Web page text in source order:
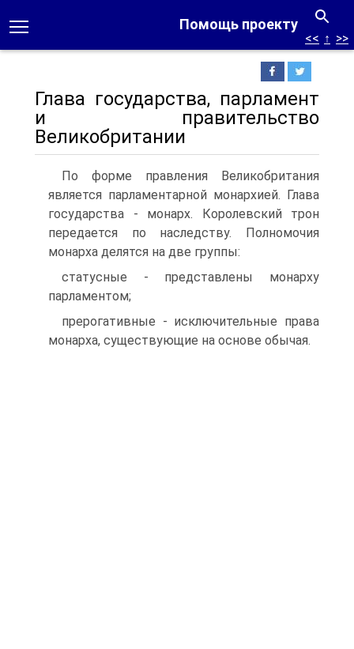
Помощь проекту
<< ↑ >>
Глава государства, парламент
и правительство
Великобритании
По форме правления Великобритания
является парламентарной монархией. Глава
государства - монарх. Королевский трон
передается по наследству. Полномочия
монарха делятся на две группы:
статусные - представлены монарху
парламентом;
прерогативные - исключительные права
монарха, существующие на основе обычая.